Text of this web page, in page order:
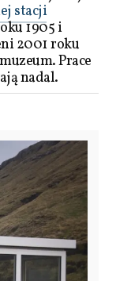
stacji
1905 i
2001 roku
Prace
nadal.